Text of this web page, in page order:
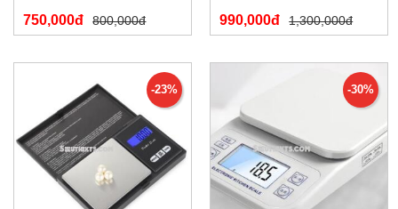
750,000đ 800,000đ 990,000đ 1,300,000đ
-23% -30%